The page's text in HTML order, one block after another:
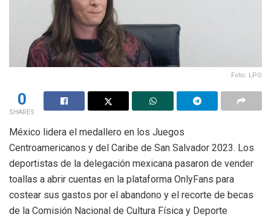
Foto: LPO
0
SHARES
México lidera el medallero en los Juegos
Centroamericanos y del Caribe de San Salvador 2023. Los
deportistas de la delegación mexicana pasaron de vender
toallas a abrir cuentas en la plataforma OnlyFans para
costear sus gastos por el abandono y el recorte de becas
de la Comisión Nacional de Cultura Física y Deporte